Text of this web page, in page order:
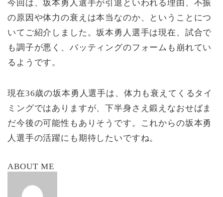
今回は、坂本勇人選手が引退といわれる理由、不振
の原因や体力の衰えは本当なのか、ということにつ
いてご紹介しました。坂本勇人選手は現在、試合で
も調子が悪く、バッティングのフォームも崩れてい
るようです。
現在36歳の坂本勇人選手は、体力も衰えてくるタイ
ミングではありますが、下半身さえ鍛えなおせばま
だ今後の可能性もありそうです。これからの坂本勇
人選手の活躍にも期待したいですね。
ABOUT ME